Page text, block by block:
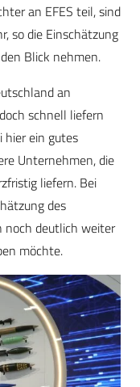
an EFES teil, sind
so die Einschätzung
Blick nehmen.
an
schnell liefern
ein gutes
Unternehmen, die
liefern. Bei
des
noch deutlich weiter
möchte.